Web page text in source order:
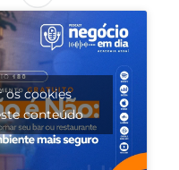
os cookies
conteúdo